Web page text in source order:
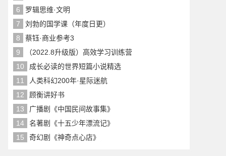
6
罗辑思维·文明
7
刘勃的国学课（年度日更）
8
蔡钰·商业参考3
9
（2022.8升级版）高效学习训练营
10
成长必读的世界短篇小说精选
11
人类科幻200年·星际迷航
12
顾衡讲好书
13
广播剧《中国民间故事集》
14
名著剧《十五少年漂流记》
15
奇幻剧《神奇点心店》